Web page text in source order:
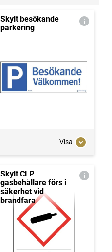
Skylt besökande
parkering
Visa
Skylt CLP
gasbehållare förs i
säkerhet vid
brandfara